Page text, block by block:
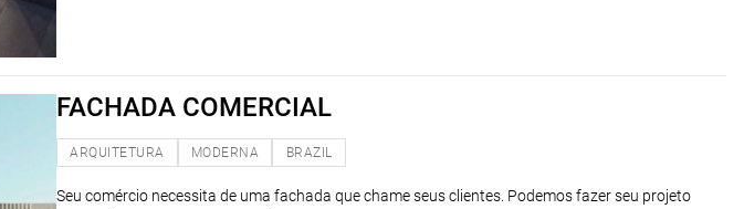
FACHADA COMERCIAL
ARQUITETURA MODERNA BRAZIL
Seu comércio necessita de uma fachada que chame seus clientes. Podemos fazer seu projeto